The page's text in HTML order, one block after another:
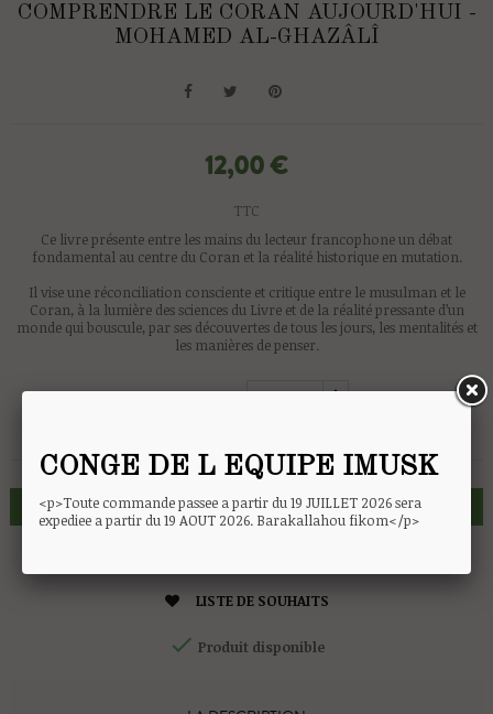
COMPRENDRE LE CORAN AUJOURD'HUI -
MOHAMED AL-GHAZÂLÎ
12,00 €
TTC
Ce livre présente entre les mains du lecteur francophone un débat
fondamental au centre du Coran et la réalité historique en mutation.
Il vise une réconciliation consciente et critique entre le musulman et le
Coran, à la lumière des sciences du Livre et de la réalité pressante d’un
monde qui bouscule, par ses découvertes de tous les jours, les mentalités et
les manières de penser.
AJOUTER AU PANIER
 LISTE DE SOUHAITS
 Produit disponible
CONGE DE L EQUIPE IMUSK
<p>Toute commande passee a partir du 19 JUILLET 2026 sera
expediee a partir du 19 AOUT 2026. Barakallahou fikom</p>